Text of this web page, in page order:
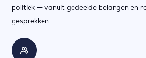
politiek — vanuit gedeelde belangen en
gesprekken.